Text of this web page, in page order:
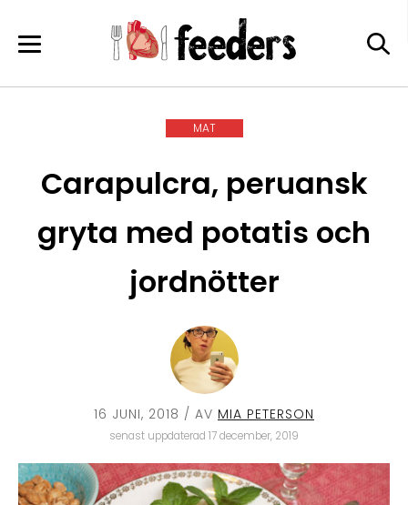
MAT
Carapulcra, peruansk
gryta med potatis och
jordnötter
16 JUNI, 2018 / AV MIA PETERSON
senast uppdaterad 17 december, 2019